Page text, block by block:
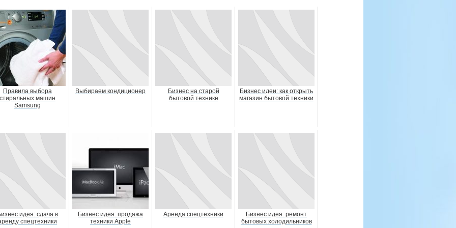
Правила выбора
стиральных машин
Samsung
Выбираем кондиционер
Бизнес на старой
бытовой технике
Бизнес идеи: как открыть
магазин бытовой техники
идея: сдача в
спецтехники
Бизнес идея: продажа
техники Apple
Аренда спецтехники
Бизнес идея: ремонт
бытовых холодильников